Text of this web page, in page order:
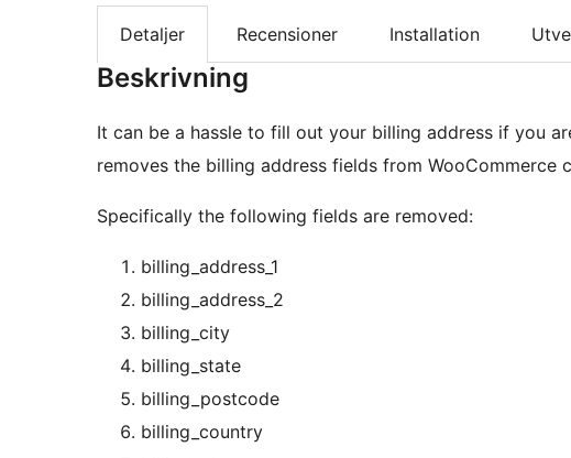
Detaljer Recensioner Installation
Beskrivning
It can be a hassle to fill out your billing address if you
removes the billing address fields from WooCommerce
Specifically the following fields are removed:
billing_address_1
billing_address_2
billing_city
billing_state
billing_postcode
billing_country